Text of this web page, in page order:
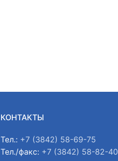
КОНТАКТЫ
Тел.: +7 (3842) 58-69-75
Тел./факс: +7 (3842) 58-82-40